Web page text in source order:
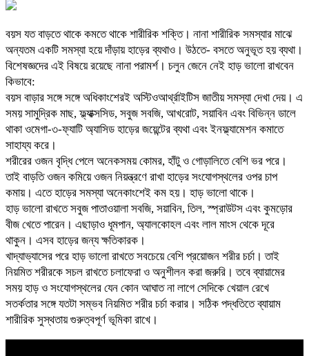
বয়স যত বাড়তে থাকে কমতে থাকে শারীরিক শক্তি। নানা শারীরিক সমস্যার মাঝে
অন্যতম একটি সমস্যা হয়ে দাঁড়ায় হাড়ের ব্যথাও। উঠতে- বসতে অনুভূত হয় ব্যথা।
বিশেষজ্ঞদের এই বিষয়ে রয়েছে নানা পরামর্শ। চলুন জেনে নেই হাড় ভালো রাখবেন
কিভাবে:
বয়স বাড়ার সঙ্গে সঙ্গে অধিকাংশেরই অস্টিওআর্থ্রাইটিস জাতীয় সমস্যা দেখা দেয়। এ
সময় সামুদ্রিক মাছ, ফ্ল্যাক্সসিড, সবুজ সবজি, আখরোট, সয়াবিন এবং বিভিন্ন ডালে
থাকা ওমেগা-৩-ফ্যাটি অ্যাসিড হাড়ের জয়েন্টের ব্যথা এবং ইনফ্ল্যামেশন কমাতে
সাহায্য করে।
শরীরের ওজন বৃদ্ধি পেলে অনেকসময় কোমর, হাঁটু ও গোড়ালিতে বেশি ভর পরে।
তাই বাড়তি ওজন কমিয়ে ওজন নিয়ন্ত্রণে রাখা হাড়ের সংযোগস্থলের ওপর চাপ
কমায়। এতে হাড়ের সমস্যা অনেকাংশেই কম হয়। হাড় ভালো থাকে।
হাড় ভালো রাখতে সবুজ পাতাওয়ালা সবজি, সয়াবিন, তিল, স্প্রাউটস এবং কুমড়োর
বীজ খেতে পারেন। এছাড়াও ধূমপান, অ্যালকোহল এবং লাল মাংস থেকে দূরে
থাকুন। এসব হাড়ের জন্য ক্ষতিকারক।
খাদ্যাভ্যাসের পরে হাড় ভালো রাখতে সবচেয়ে বেশি প্রয়োজন শরীর চর্চা। তাই
নিয়মিত শরীরকে সচল রাখতে চলাফেরা ও অনুশীলন করা জরুরি। তবে ব্যায়ামের
সময় হাড় ও সংযোগস্থলের যেন কোন আঘাত না লাগে সেদিকে খেয়াল রেখে
সতর্কতার সঙ্গে যতটা সম্ভব নিয়মিত শরীর চর্চা করার। সঠিক পদ্ধতিতে ব্যায়াম
শারীরিক সুস্থতায় গুরুত্বপূর্ণ ভূমিকা রাখে।